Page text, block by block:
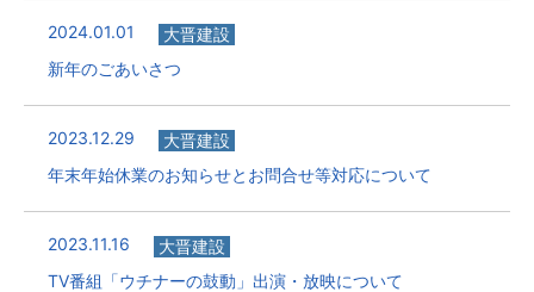
2024.01.01
大晋建設
新年のごあいさつ
2023.12.29
大晋建設
年末年始休業のお知らせとお問合せ等対応について
2023.11.16
大晋建設
TV番組「ウチナーの鼓動」出演・放映について